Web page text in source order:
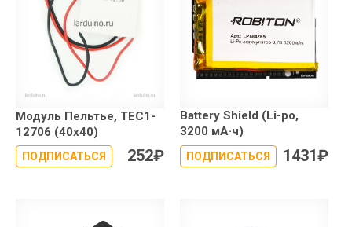
Модуль Пельтье, TEC1-
12706 (40x40)
ПОДПИСАТЬСЯ 252₽
Battery Shield (Li-po,
3200 мА·ч)
ПОДПИСАТЬСЯ 1431₽